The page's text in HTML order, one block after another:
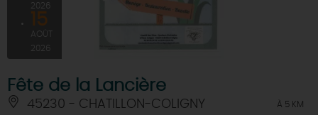
2026
15
AOÛT
2026
Fête de la Lancière
45230 - CHATILLON-COLIGNY À 5 KM